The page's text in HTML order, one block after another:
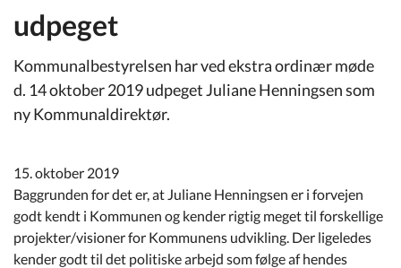
Politik
Turisme
Selvbetjening
Kommuneplan
udpeget
Kommunalbestyrelsen har ved ekstra ordinær møde
d. 14 oktober 2019 udpeget Juliane Henningsen som
ny Kommunaldirektør.
15. oktober 2019
Baggrunden for det er, at Juliane Henningsen er i forvejen
godt kendt i Kommunen og kender rigtig meget til forskellige
projekter/visioner for Kommunens udvikling. Der ligeledes
kender godt til det politiske arbejd som følge af hendes